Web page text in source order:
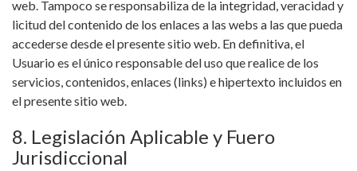
web. Tampoco se responsabiliza de la integridad, veracidad y
licitud del contenido de los enlaces a las webs a las que pueda
accederse desde el presente sitio web. En definitiva, el
Usuario es el único responsable del uso que realice de los
servicios, contenidos, enlaces (links) e hipertexto incluidos en
el presente sitio web.
8. Legislación Aplicable y Fuero
Jurisdiccional